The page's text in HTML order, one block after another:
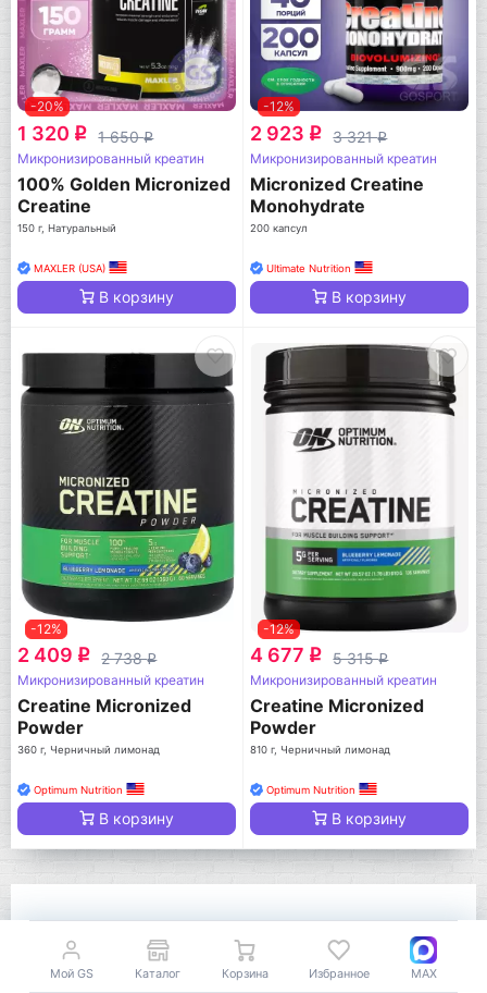
-20%
1 320 q 1 650q
Микронизированный креатин
100% Golden Micronized
Creatine
150 г, Натуральный
MAXLER (USA)
В корзину
-12%
2 923 q 3 321q
Микронизированный креатин
Micronized Creatine
Monohydrate
200 капсул
Ultimate Nutrition
В корзину
-12%
2 409 q 2 738q
Микронизированный креатин
Creatine Micronized
Powder
360 г, Черничный лимонад
Optimum Nutrition
В корзину
-12%
4 677 q 5 315q
Микронизированный креатин
Creatine Micronized
Powder
810 г, Черничный лимонад
Optimum Nutrition
В корзину
Покупают вместе
Посмотреть все
Мой GS Каталог Корзина Избранное MAX